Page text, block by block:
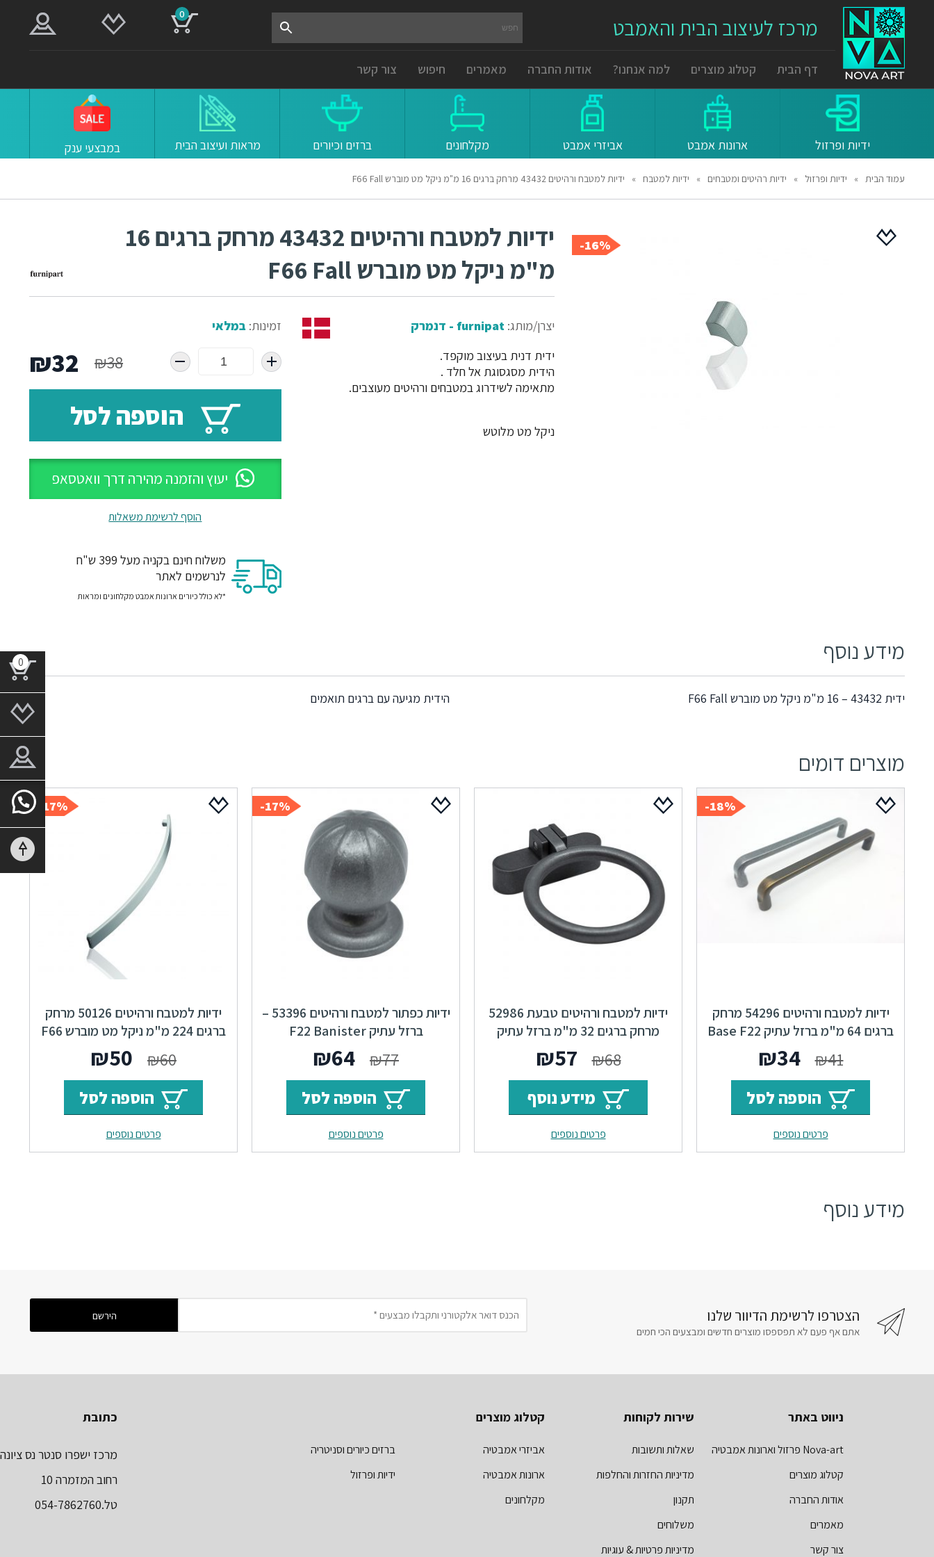
מרכז לעיצוב הבית והאמבט 0
דף הבית קטלוג מוצרים למה אנחנו? אודות החברה מאמרים חיפוש צור קשר
ידיות ופרזול ארונות אמבט אביזרי אמבט מקלחונים ברזים וכיורים מראות ועיצוב הבית במבצעי ענק
עמוד הבית » ידיות ופרזול » ידיות רהיטים ומטבחים » ידיות למטבח » ידיות למטבח ורהיטים 43432 מרחק ברגים 16 מ"מ ניקל מט מוברש F66 Fall
16%-
ידיות למטבח ורהיטים 43432 מרחק ברגים 16
מ"מ ניקל מט מוברש F66 Fall
יצרן/מותג: furnipat - דנמרק
ידית דנית בעיצוב מוקפד.
הידית מסגסוגת אל חלד .
מתאימה לשידרוג במטבחים ורהיטים מעוצבים.
ניקל מט מלוטש
זמינות:במלאי
₪38
המחיר
המקורי
היה:
₪38.
₪32
הוספה לסל
יעוץ והזמנה מהירה דרך וואטסאפ
הוסף לרשימת משאלות
משלוח חינם בקניה מעל 399 ש"ח
לנרשמים לאתר
*לא כולל כיורים ארונות אמבט מקלחונים ומראות
מידע נוסף
ידית 43432 – 16 מ"מ ניקל מט מוברש F66 Fall הידית מגיעה עם ברגים תואמים
מוצרים דומים
18%-
ידיות למטבח ורהיטים 54296 מרחק
ברגים 64 מ"מ ברזל עתיק Base F22
₪41
המחיר
המקורי
היה:
₪41.
₪34
הנוכחי
הוא:
₪34.
הוספה לסל
פרטים נוספים
ידיות למטבח ורהיטים טבעת 52986
מרחק ברגים 32 מ"מ ברזל עתיק
Treasure F22
₪68
המחיר
המקורי
היה:
₪68.
₪57
הנוכחי
הוא:
₪57.
מידע נוסף
פרטים נוספים
17%-
ידיות כפתור למטבח ורהיטים 53396 –
ברזל עתיק F22 Banister
₪77
המחיר
המקורי
היה:
₪77.
₪64
הנוכחי
הוא:
₪64.
הוספה לסל
פרטים נוספים
17%-
ידיות למטבח ורהיטים 50126 מרחק
ברגים 224 מ"מ ניקל מט מוברש F66
Bridge₪60
המחיר
המקורי
היה:
₪60.
₪50
הנוכחי
הוא:
₪50.
הוספה לסל
פרטים נוספים
מידע נוסף
הצטרפו לרשימת הדיוור שלנו
אתם אף פעם לא תפספסו מוצרים חדשים ומבצעים הכי חמים
ניווט באתר
Nova-art פרזול וארונות אמבטיה
קטלוג מוצרים
אודות החברה
מאמרים
צור קשר
שירות לקוחות
שאלות ותשובות
מדיניות החזרות והחלפות
תקנון
משלוחים
מדיניות פרטיות & עוגיות
קטלוג מוצרים
אביזרי אמבטיה
ארונות אמבטיה
מקלחונים
ברזים כיורים וסניטריה
ידיות ופרזול
כתובת
מרכז ישפרו סנטר נס ציונה
רחוב המזמרה 10
טל.054-7862760
0